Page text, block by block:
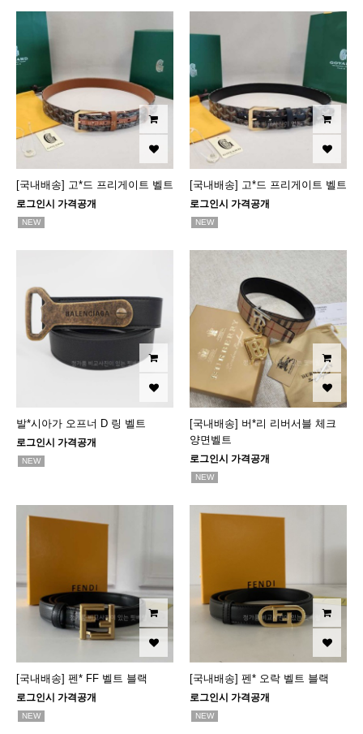
[국내배송] 고*드 프리게이트 벨트
로그인시 가격공개
NEW
[국내배송] 고*드 프리게이트 벨트
로그인시 가격공개
NEW
발*시아가 오프너 D 링 벨트
로그인시 가격공개
NEW
[국내배송] 버*리 리버서블 체크
양면벨트
로그인시 가격공개
NEW
[국내배송] 펜* FF 벨트 블랙
로그인시 가격공개
NEW
[국내배송] 펜* 오락 벨트 블랙
로그인시 가격공개
NEW